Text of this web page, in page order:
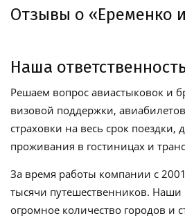
Отзывы о «Еременко
Наша
Решаем вопрос авиастыковок и
визовой поддержки,
страховки на весь срок поездки,
проживания в гостиницах и
За время работы компании с
тысячи путешественников. Наши
огромное количество городов и